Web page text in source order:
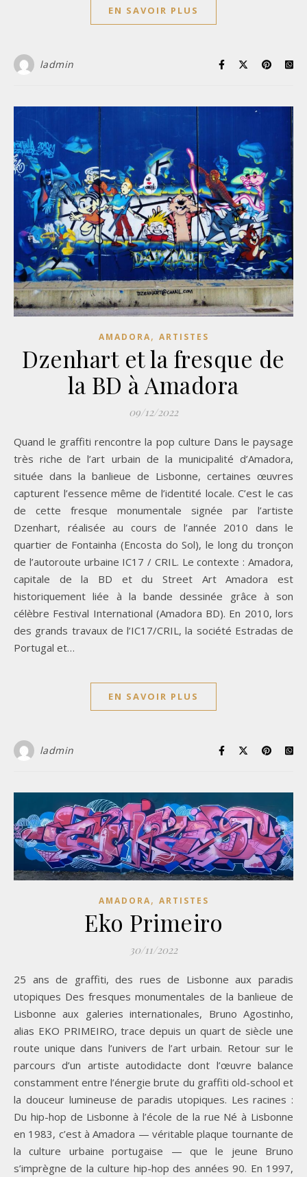
EN SAVOIR PLUS
ladmin
AMADORA, ARTISTES
Dzenhart et la fresque de
la BD à Amadora
09/12/2022
Quand le graffiti rencontre la pop culture Dans le paysage
très riche de l’art urbain de la municipalité d’Amadora,
située dans la banlieue de Lisbonne, certaines œuvres
capturent l’essence même de l’identité locale. C’est le cas
de cette fresque monumentale signée par l’artiste
Dzenhart, réalisée au cours de l’année 2010 dans le
quartier de Fontainha (Encosta do Sol), le long du tronçon
de l’autoroute urbaine IC17 / CRIL. Le contexte : Amadora,
capitale de la BD et du Street Art Amadora est
historiquement liée à la bande dessinée grâce à son
célèbre Festival International (Amadora BD). En 2010, lors
des grands travaux de l’IC17/CRIL, la société Estradas de
Portugal et…
EN SAVOIR PLUS
ladmin
AMADORA, ARTISTES
Eko Primeiro
30/11/2022
25 ans de graffiti, des rues de Lisbonne aux paradis
utopiques Des fresques monumentales de la banlieue de
Lisbonne aux galeries internationales, Bruno Agostinho,
alias EKO PRIMEIRO, trace depuis un quart de siècle une
route unique dans l’univers de l’art urbain. Retour sur le
parcours d’un artiste autodidacte dont l’œuvre balance
constamment entre l’énergie brute du graffiti old-school et
la douceur lumineuse de paradis utopiques. Les racines :
Du hip-hop de Lisbonne à l’école de la rue Né à Lisbonne
en 1983, c’est à Amadora — véritable plaque tournante de
la culture urbaine portugaise — que le jeune Bruno
s’imprègne de la culture hip-hop des années 90. En 1997,